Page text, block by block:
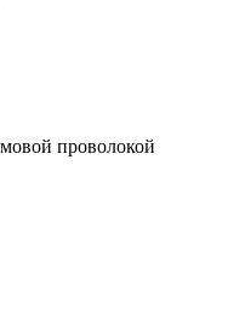
проволокой